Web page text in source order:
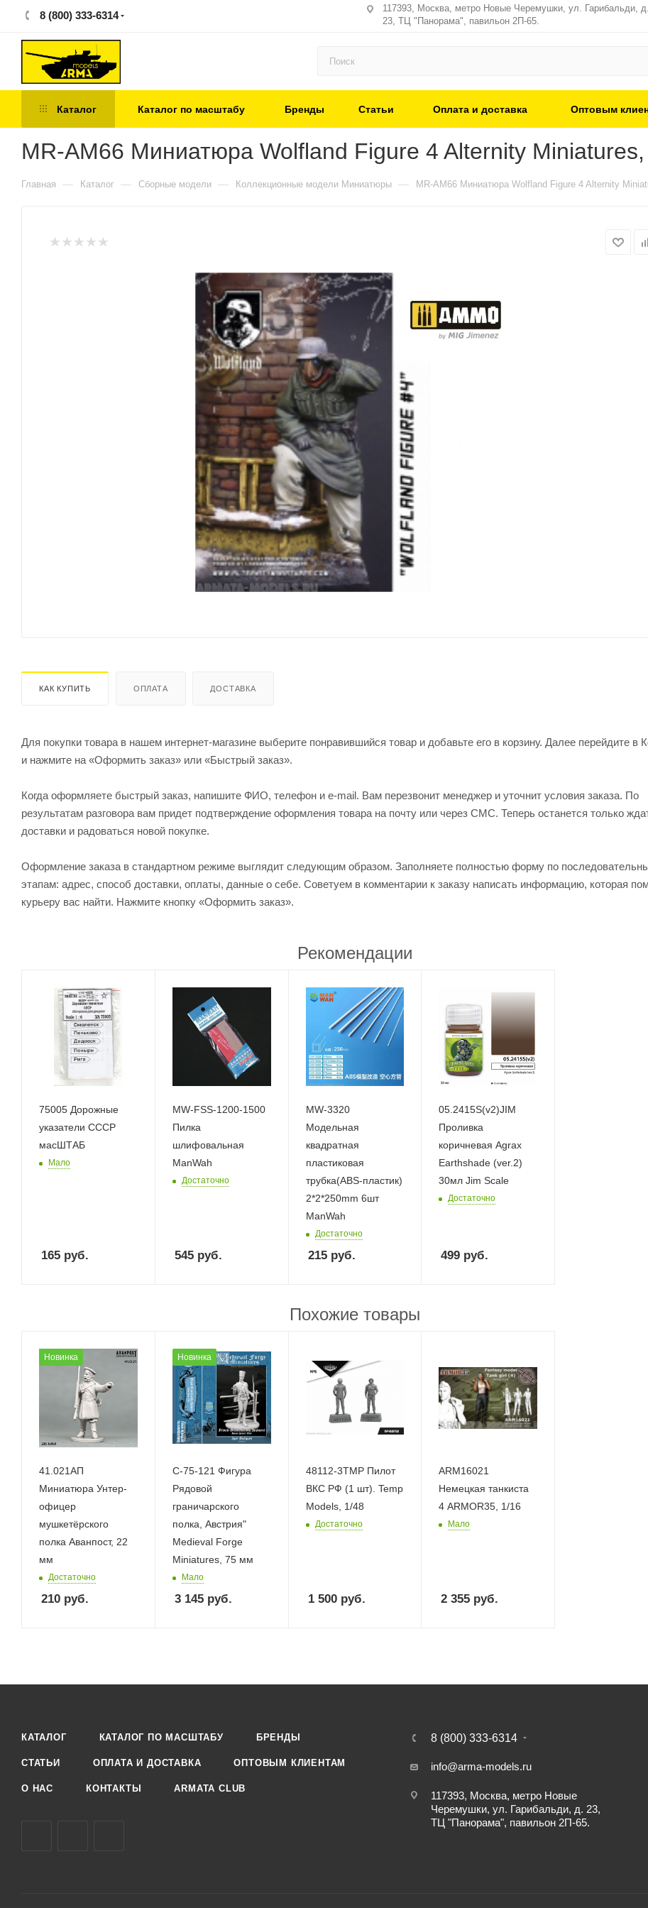
8 (800) 333-6314
117393, Москва, метро Новые Черемушки, ул. Гарибальди, д.
23, ТЦ "Панорама", павильон 2П-65.
Каталог Каталог по масштабу Бренды Статьи Оплата и доставка Оптовым
MR-AM66 Миниатюра Wolfland Figure 4 Alternity
Главная — Каталог — Сборные модели — Коллекционные модели Миниатюры — MR-AM66 Миниатюра Wolfland Figure 4 Alternity
КАК КУПИТЬ ОПЛАТА ДОСТАВКА
Для покупки товара в нашем интернет-магазине выберите понравившийся товар и добавьте его в корзину. Далее перейдите в
и нажмите на «Оформить заказ» или «Быстрый заказ».
Когда оформляете быстрый заказ, напишите ФИО, телефон и e-mail. Вам перезвонит менеджер и уточнит условия заказа. По
результатам разговора вам придет подтверждение оформления товара на почту или через СМС. Теперь останется только
доставки и радоваться новой покупке.
Оформление заказа в стандартном режиме выглядит следующим образом. Заполняете полностью форму по
этапам: адрес, способ доставки, оплаты, данные о себе. Советуем в комментарии к заказу написать информацию, которая
курьеру вас найти. Нажмите кнопку «Оформить заказ».
Рекомендации
75005 Дорожные
указатели СССР
масШТАБ
Мало
165 руб.
MW-FSS-1200-1500
Пилка
шлифовальная
ManWah
Достаточно
545руб.
MW-3320
Модельная
квадратная
пластиковая
трубка(ABS-пластик)
2*2*250mm 6шт
ManWah
Достаточно
215руб.
05.2415S(v2)JIM
Проливка
коричневая Agrax
Earthshade (ver.2)
30мл Jim Scale
Достаточно
499 руб.
Похожие товары
Новинка
41.021АП
Миниатюра Унтер-
офицер
мушкетёрского
полка Аванпост, 22
мм
Достаточно
210 руб.
Новинка
C-75-121 Фигура
Рядовой
граничарского
полка, Австрия"
Medieval Forge
Miniatures, 75 мм
Мало
3 145руб.
48112-3TMP Пилот
ВКС РФ (1 шт). Temp
Models, 1/48
Достаточно
1 500руб.
ARM16021
Немецкая танкиста
4 ARMOR35, 1/16
Мало
2 355 руб.
КАТАЛОГ КАТАЛОГ ПО МАСШТАБУ БРЕНДЫ
СТАТЬИ ОПЛАТА И ДОСТАВКА ОПТОВЫМ КЛИЕНТАМ
О НАС КОНТАКТЫ ARMATA CLUB
8 (800) 333-6314
info@arma-models.ru
117393, Москва, метро Новые
Черемушки, ул. Гарибальди, д. 23,
ТЦ "Панорама", павильон 2П-65.